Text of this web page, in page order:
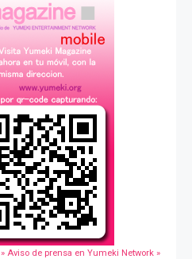
» Aviso de prensa en Yumeki Network »